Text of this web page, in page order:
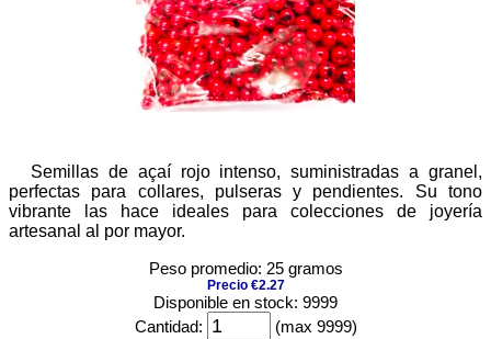
Semillas de açaí rojo intenso, suministradas a granel,
perfectas para collares, pulseras y pendientes. Su tono
vibrante las hace ideales para colecciones de joyería
artesanal al por mayor.
Peso promedio: 25 gramos
Precio €2.27
Disponible en stock: 9999
Cantidad:
(max 9999)